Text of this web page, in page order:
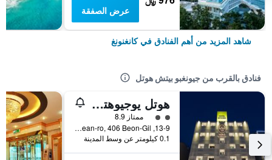
عرض الصفقة
شاهد المزيد من أهم الفنادق في كانغنونغ
فنادق بالقرب من جيونغبو بيتش هوتل
هوتل يوجيوهتي جيونجبو
تقييم فئة 2
ممتاز 8.9
13-9, Haean-ro, 406 Beon-Gil, كانغنونغ, كوريا الجنوبية
0.1 كيلومتر عن وسط المدينة